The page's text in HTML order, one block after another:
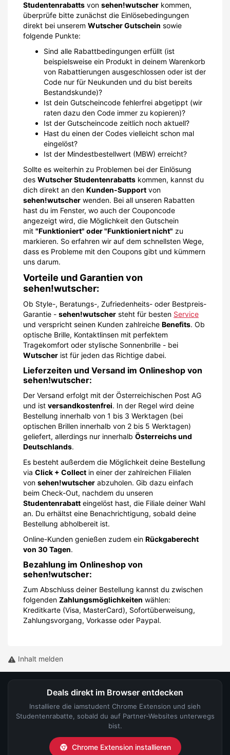
Studentenrabatts von sehen!wutscher kommen,
überprüfe bitte zunächst die Einlösebedingungen
direkt bei unserem Wutscher Gutschein sowie
folgende Punkte:
Sind alle Rabattbedingungen erfüllt (ist
beispielsweise ein Produkt in deinem Warenkorb
von Rabattierungen ausgeschlossen oder ist der
Code nur für Neukunden und du bist bereits
Bestandskunde)?
Ist dein Gutscheincode fehlerfrei abgetippt (wir
raten dazu den Code immer zu kopieren)?
Ist der Gutscheincode zeitlich noch aktuell?
Hast du einen der Codes vielleicht schon mal
eingelöst?
Ist der Mindestbestellwert (MBW) erreicht?
Sollte es weiterhin zu Problemen bei der Einlösung
des Wutscher Studentenrabatts kommen, kannst du
dich direkt an den Kunden-Support von
sehen!wutscher wenden. Bei all unseren Rabatten
hast du im Fenster, wo auch der Couponcode
angezeigt wird, die Möglichkeit den Gutschein
mit "Funktioniert" oder "Funktioniert nicht" zu
markieren. So erfahren wir auf dem schnellsten Wege,
dass es Probleme mit den Coupons gibt und kümmern
uns darum.
Vorteile und Garantien von
sehen!wutscher:
Ob Style-, Beratungs-, Zufriedenheits- oder Bestpreis-
Garantie - sehen!wutscher steht für besten Service
und verspricht seinen Kunden zahlreiche Benefits. Ob
optische Brille, Kontaktlinsen mit perfektem
Tragekomfort oder stylische Sonnenbrille - bei
Wutscher ist für jeden das Richtige dabei.
Lieferzeiten und Versand im Onlineshop von
sehen!wutscher:
Der Versand erfolgt mit der Österreichischen Post AG
und ist versandkostenfrei. In der Regel wird deine
Bestellung innerhalb von 1 bis 3 Werktagen (bei
optischen Brillen innerhalb von 2 bis 5 Werktagen)
geliefert, allerdings nur innerhalb Österreichs und
Deutschlands.
Es besteht außerdem die Möglichkeit deine Bestellung
via Click + Collect in einer der zahlreichen Filialen
von sehen!wutscher abzuholen. Gib dazu einfach
beim Check-Out, nachdem du unseren
Studentenrabatt eingelöst hast, die Filiale deiner Wahl
an. Du erhältst eine Benachrichtigung, sobald deine
Bestellung abholbereit ist.
Online-Kunden genießen zudem ein Rückgaberecht
von 30 Tagen.
Bezahlung im Onlineshop von
sehen!wutscher:
Zum Abschluss deiner Bestellung kannst du zwischen
folgenden Zahlungsmöglichkeiten wählen:
Kreditkarte (Visa, MasterCard), Sofortüberweisung,
Zahlungsvorgang, Vorkasse oder Paypal.
Inhalt melden
Deals direkt im Browser entdecken
Installiere die iamstudent Chrome Extension und sieh
Studentenrabatte, sobald du auf Partner-Websites unterwegs
bist.
Chrome Extension installieren